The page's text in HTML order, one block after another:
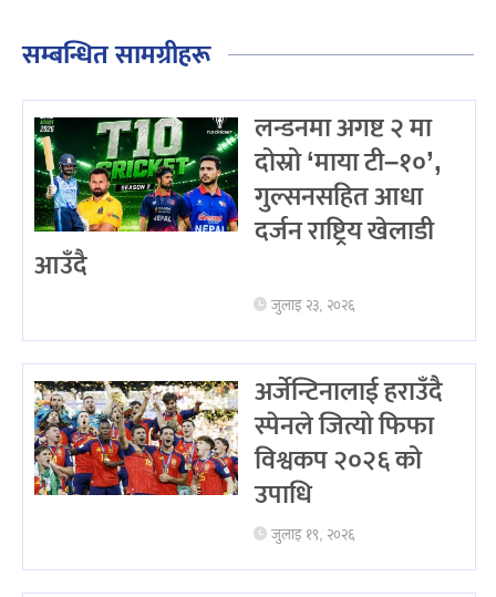
सम्बन्धित सामग्रीहरू
लन्डनमा अगष्ट २ मा
दोस्रो ‘माया टी–१०’,
गुल्सनसहित आधा
दर्जन राष्ट्रिय खेलाडी
आउँदै
जुलाइ २३, २०२६
अर्जेन्टिनालाई हराउँदै
स्पेनले जित्यो फिफा
विश्वकप २०२६ को
उपाधि
जुलाइ १९, २०२६